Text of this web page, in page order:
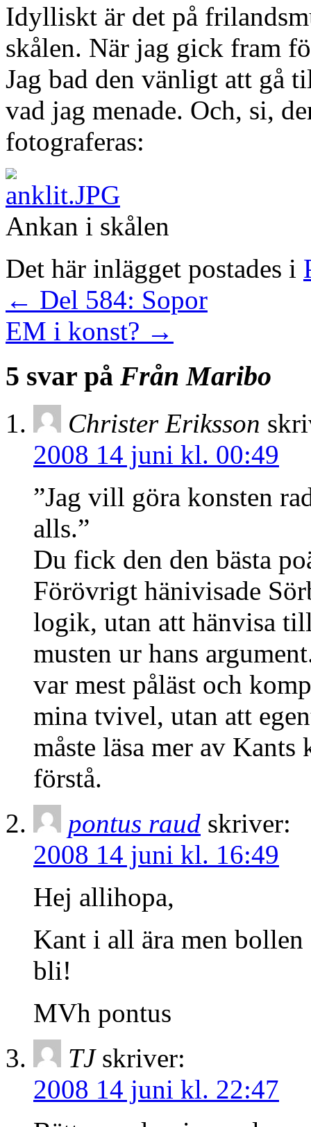
Idylliskt är det på
skålen. När jag gick fram
Jag bad den vänligt att gå
vad jag menade. Och, si,
fotograferas:
Ankan i skålen
Det här inlägget postades i
← Del 584: Sopor
EM i konst? →
5 svar på Från Maribo
Christer Eriksson
2008 14 juni kl. 00:49
”Jag vill göra konsten
alls.”
Du fick den den bästa
Förövrigt hänivisade
logik, utan att hänvisa
musten ur hans
var mest påläst och
mina tvivel, utan att
måste läsa mer av
förstå.
pontus raud skriver:
2008 14 juni kl. 16:49
Hej allihopa,
Kant i all ära men
bli!
MVh pontus
TJ skriver:
2008 14 juni kl. 22:47